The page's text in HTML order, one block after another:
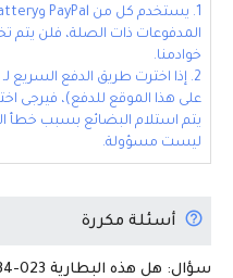
المدفوعات ذات الصلة، فلن
خوادمنا.
على هذا الموقع للدفع)، فيرجى
ليست مسؤولة.
أسئلة مكررة
سؤال: هل هذه البطارية Intermec 318-034-023 أصلية؟